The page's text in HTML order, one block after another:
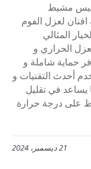
مشيط
شركة افنان لعزل الفوم
المثالي
الحراري و
حماية شاملة و
أحدث التقنيات و
يساعد في تقليل
على درجة حرارة
21 ديسمبر، 2024